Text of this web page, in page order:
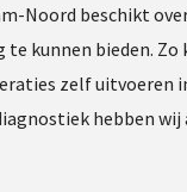
Noord beschikt
te kunnen bieden. Zo
zelf uitvoeren
hebben